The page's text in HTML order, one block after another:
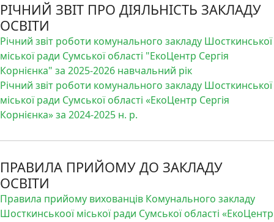
РІЧНИЙ ЗВІТ ПРО ДІЯЛЬНІСТЬ ЗАКЛАДУ
ОСВІТИ
Річний звіт роботи комунального закладу Шосткинської
міської ради Сумської області "ЕкоЦентр Сергія
Корнієнка" за 2025-2026 навчальний рік
Річний звіт роботи комунального закладу Шосткинської
міської ради Сумської області «ЕкоЦентр Сергія
Корнієнка» за 2024-2025 н. р.
ПРАВИЛА ПРИЙОМУ ДО ЗАКЛАДУ
ОСВІТИ
Правила прийому вихованців Комунального закладу
Шосткинськоої міської ради Сумської області «ЕкоЦентр